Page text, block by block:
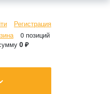
Регистрация
0 позиций
0 ₽